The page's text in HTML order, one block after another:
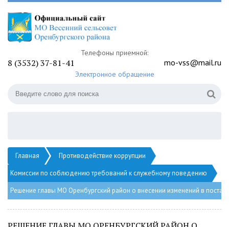
Телефоны приемной:
8 (3532) 37-81-41 mo-vss@mail.ru
Электронное обращение
Главная
Противодействие коррупции
Комиссии по соблюдению требований к служебному поведению
Решение главы МО Оренбургский район о внесении изменений в